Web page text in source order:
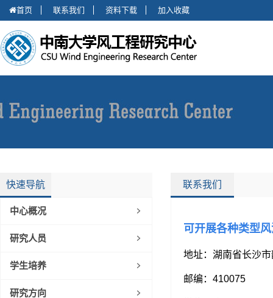
首页 联系我们 资料下载 加入收藏
快速导航
中心概况
研究人员
学生培养
研究方向
联系我们
可开展各种类型
地址：湖南省长沙市
邮编：410075